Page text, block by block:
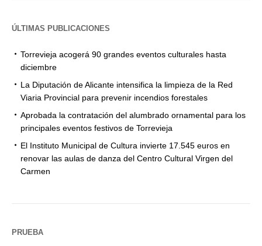
ÚLTIMAS PUBLICACIONES
Torrevieja acogerá 90 grandes eventos culturales hasta
diciembre
La Diputación de Alicante intensifica la limpieza de la Red
Viaria Provincial para prevenir incendios forestales
Aprobada la contratación del alumbrado ornamental para los
principales eventos festivos de Torrevieja
El Instituto Municipal de Cultura invierte 17.545 euros en
renovar las aulas de danza del Centro Cultural Virgen del
Carmen
PRUEBA